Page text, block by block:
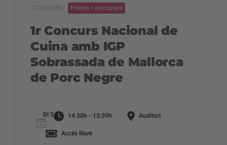
CONCURS | Premis i concursos
1r Concurs Nacional de
Cuina amb IGP
Sobrassada de Mallorca
de Porc Negre
Dl 3 14:30h - 15:30h Auditori
Accés lliure